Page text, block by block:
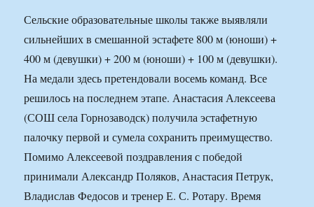
Сельские образовательные школы также выявляли
сильнейших в смешанной эстафете 800 м (юноши) +
400 м (девушки) + 200 м (юноши) + 100 м (девушки).
На медали здесь претендовали восемь команд. Все
решилось на последнем этапе. Анастасия Алексеева
(СОШ села Горнозаводск) получила эстафетную
палочку первой и сумела сохранить преимущество.
Помимо Алексеевой поздравления с победой
принимали Александр Поляков, Анастасия Петрук,
Владислав Федосов и тренер Е. С. Ротару. Время